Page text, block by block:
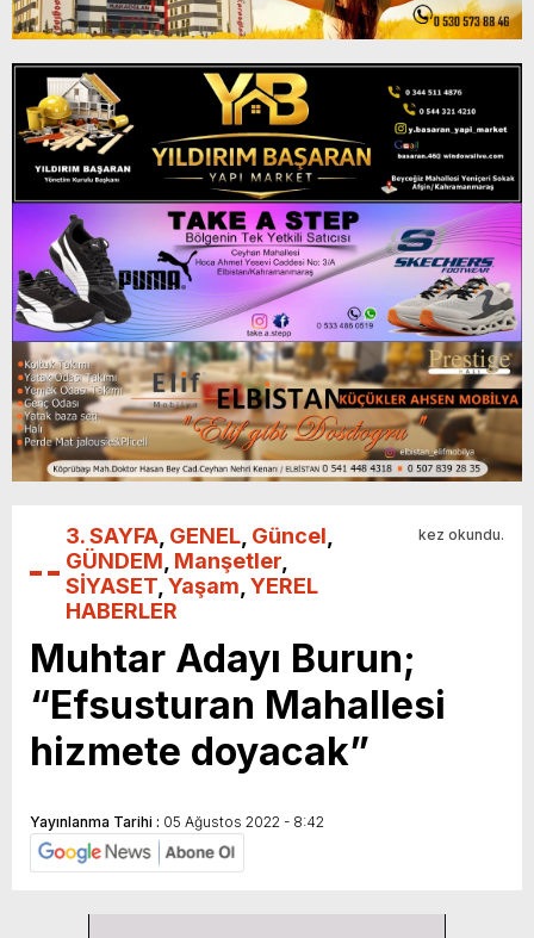
3. SAYFA GENEL Güncel
GÜNDEM Manşetler
SİYASET Yaşam YEREL
HABERLER
kez okundu.
Muhtar Adayı Burun;
“Efsusturan Mahallesi
hizmete doyacak”
Yayınlanma Tarihi : 05 Ağustos 2022 - 8:42